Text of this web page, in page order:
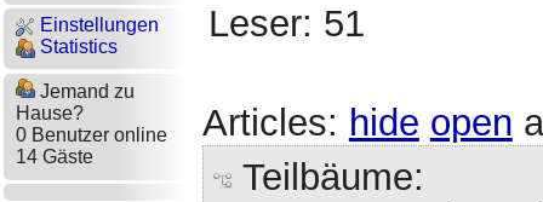
Einstellungen
Statistics
Jemand zu
Hause?
0 Benutzer online
14 Gäste
Leser: 51
Articles: hide open
Teilbäume: